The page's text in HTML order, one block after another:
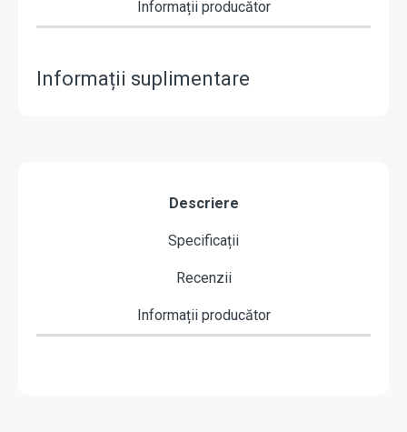
Informații producător
Informații suplimentare
Descriere
Specificații
Recenzii
Informații producător